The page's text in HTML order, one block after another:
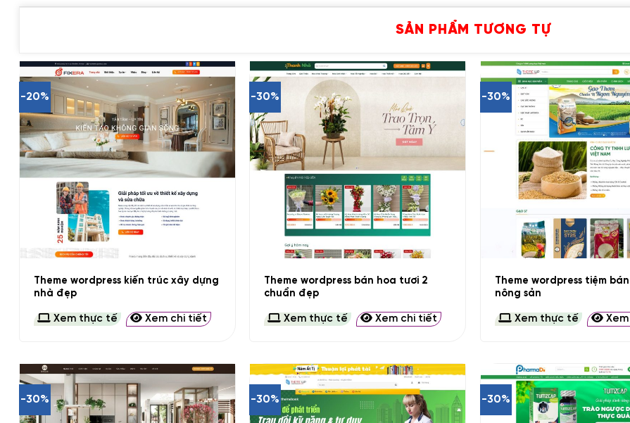
SẢN PHẨM TƯƠNG TỰ
-20%
Theme wordpress kiến trúc xây dựng
nhà đẹp
Xem thực tế Xem chi tiết
-30%
Theme wordpress bán hoa tươi 2
chuẩn đẹp
Xem thực tế Xem chi tiết
-30%
Theme wordpress tiệm
nông sản
Xem thực tế
-30% -30% -30%